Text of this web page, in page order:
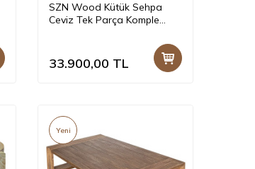
SZN Wood Kütük Sehpa
Ceviz Tek Parça Komple
33.900,00 TL
Yeni